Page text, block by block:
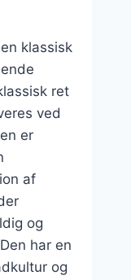
klassisk
ret
ved
er
af
og
har en
og